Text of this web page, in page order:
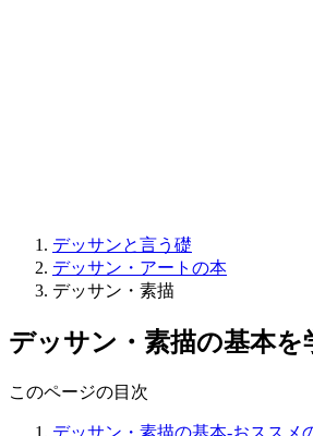
デッサンと言う礎
デッサン・アートの本
デッサン・素描
デッサン・素描の基本を
このページの目次
デッサン・素描の基本-おススメ